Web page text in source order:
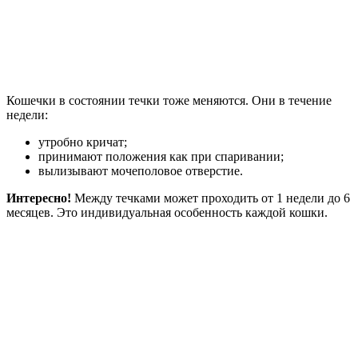
Кошечки в состоянии течки тоже меняются. Они в течение
недели:
утробно кричат;
принимают положения как при спаривании;
вылизывают мочеполовое отверстие.
Интересно! Между течками может проходить от 1 недели до 6
месяцев. Это индивидуальная особенность каждой кошки.